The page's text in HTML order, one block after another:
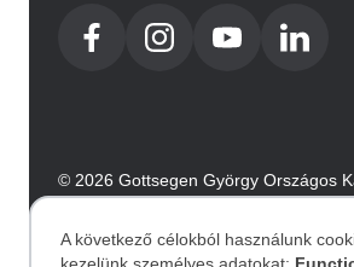
© 2026 Gottsegen György Országos
Intézet. Minden jog fenntartva.
A következő célokból használunk